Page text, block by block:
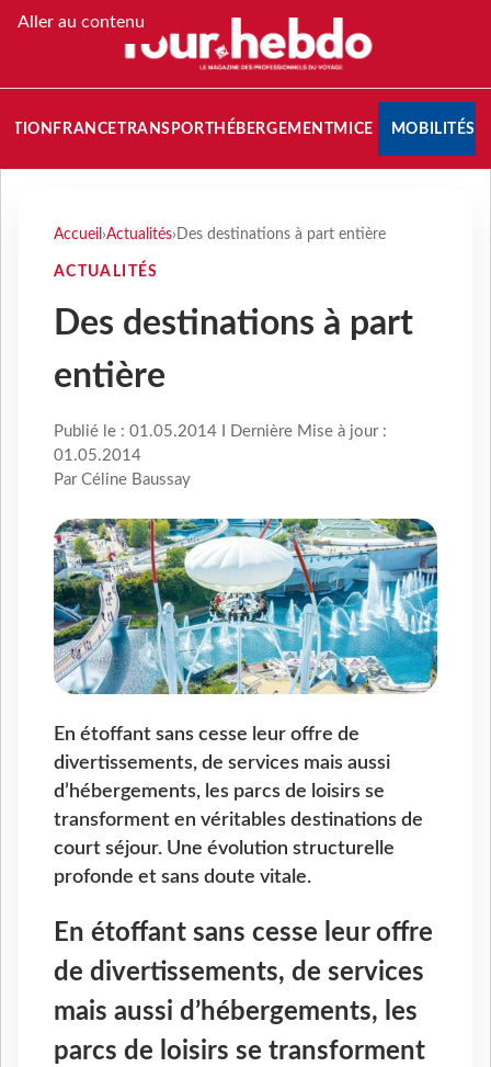
Aller au contenu
FRANCETRANSPORT HÉBERGEMENTMICE MOBILITÉS
Accueil ›Actualités› Des destinations à part entière
ACTUALITÉS
Des destinations à part
entière
Publié le : 01.05.2014 I Dernière Mise à jour :
01.05.2014
Par Céline Baussay
En étoffant sans cesse leur offre de
divertissements, de services mais aussi
d’hébergements, les parcs de loisirs se
transforment en véritables destinations de
court séjour. Une évolution structurelle
profonde et sans doute vitale.
En étoffant sans cesse leur offre
de divertissements, de services
mais aussi d’hébergements, les
parcs de loisirs se transforment